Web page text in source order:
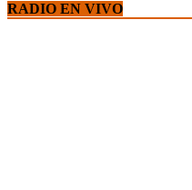
RADIO EN VIVO